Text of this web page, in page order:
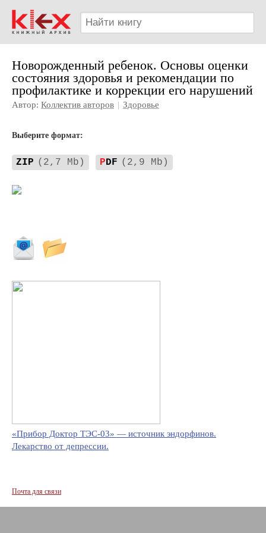
Новорожденный ребенок. Основы оценки
состояния здоровья и рекомендации по
профилактике и коррекции его нарушений
Автор: Коллектив авторов | Здоровье
Выберите формат:
ZIP (2,7 Mb) PDF (2,9 Mb)
«Прибор Доктор ТЭС-03» — источник эндорфинов.
Лекарство от депрессии.
Почта для связи